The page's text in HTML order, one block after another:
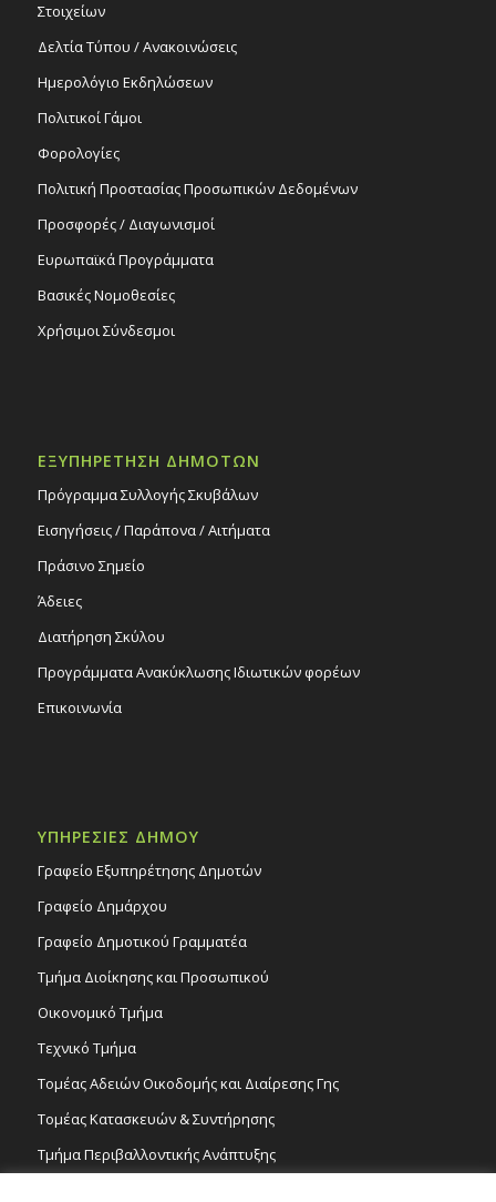
Στοιχείων
Δελτία Τύπου / Ανακοινώσεις
Ημερολόγιο Εκδηλώσεων
Πολιτικοί Γάμοι
Φορολογίες
Πολιτική Προστασίας Προσωπικών Δεδομένων
Προσφορές / Διαγωνισμοί
Ευρωπαϊκά Προγράμματα
Βασικές Νομοθεσίες
Χρήσιμοι Σύνδεσμοι
ΕΞΥΠΗΡΕΤΗΣΗ ΔΗΜΟΤΩΝ
Πρόγραμμα Συλλογής Σκυβάλων
Εισηγήσεις / Παράπονα / Αιτήματα
Πράσινο Σημείο
Άδειες
Διατήρηση Σκύλου
Προγράμματα Ανακύκλωσης Ιδιωτικών φορέων
Επικοινωνία
ΥΠΗΡΕΣΙΕΣ ΔΗΜΟΥ
Γραφείο Εξυπηρέτησης Δημοτών
Γραφείο Δημάρχου
Γραφείο Δημοτικού Γραμματέα
Τμήμα Διοίκησης και Προσωπικού
Οικονομικό Τμήμα
Τεχνικό Τμήμα
Τομέας Αδειών Οικοδομής και Διαίρεσης Γης
Τομέας Κατασκευών & Συντήρησης
Τμήμα Περιβαλλοντικής Ανάπτυξης